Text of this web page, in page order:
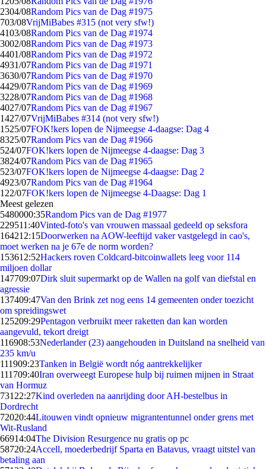
2304/08Random Pics van de Dag #1975
703/08VrijMiBabes #315 (not very sfw!)
4103/08Random Pics van de Dag #1974
3002/08Random Pics van de Dag #1973
4401/08Random Pics van de Dag #1972
4931/07Random Pics van de Dag #1971
3630/07Random Pics van de Dag #1970
4429/07Random Pics van de Dag #1969
3228/07Random Pics van de Dag #1968
4027/07Random Pics van de Dag #1967
1427/07VrijMiBabes #314 (not very sfw!)
1525/07FOK!kers lopen de Nijmeegse 4-daagse: Dag 4
8325/07Random Pics van de Dag #1966
524/07FOK!kers lopen de Nijmeegse 4-daagse: Dag 3
3824/07Random Pics van de Dag #1965
523/07FOK!kers lopen de Nijmeegse 4-daagse: Dag 2
4923/07Random Pics van de Dag #1964
1 22/07FOK!kers lopen de Nijmeegse 4-Daagse: Dag 1
Meest gelezen
5480000:35Random Pics van de Dag #1977
229511:40Vinted-foto's van vrouwen massaal gedeeld op seksfora
164212:15Doorwerken na AOW-leeftijd vaker vastgelegd in cao's,
moet werken na je 67e de norm worden?
153612:52Hackers roven Coldcard-bitcoinwallets leeg voor 114
miljoen dollar
147709:07Dirk sluit supermarkt op de Wallen na golf van diefstal en
agressie
137409:47Van den Brink zet nog eens 14 gemeenten onder toezicht
om spreidingswet
125209:29Pentagon verbruikt meer raketten dan kan worden
aangevuld, tekort dreigt
116908:53Nederlander (23) aangehouden in Duitsland na snelheid van
235 km/u
111909:23Tanken in België wordt nóg aantrekkelijker
111709:40Iran overweegt Europese hulp bij ruimen mijnen in Straat
van Hormuz
731 22:27Kind overleden na aanrijding door AH-bestelbus in
Dordrecht
72020:44Litouwen vindt opnieuw migrantentunnel onder grens met
Wit-Rusland
66914:04The Division Resurgence nu gratis op pc
58720:24Accell, moederbedrijf Sparta en Batavus, vraagt uitstel van
betaling aan